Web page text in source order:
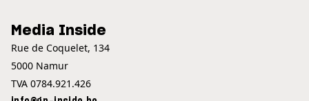
Media Inside
Rue de Coquelet, 134
5000 Namur
TVA 0784.921.426